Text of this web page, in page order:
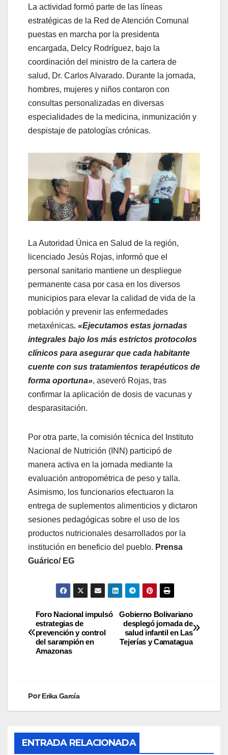
​La actividad formó parte de las líneas
estratégicas de la Red de Atención Comunal
puestas en marcha por la presidenta
encargada, Delcy Rodríguez, bajo la
coordinación del ministro de la cartera de
salud, Dr. Carlos Alvarado. Durante la jornada,
hombres, mujeres y niños contaron con
consultas personalizadas en diversas
especialidades de la medicina, inmunización y
despistaje de patologías crónicas.
​La Autoridad Única en Salud de la región,
licenciado Jesús Rojas, informó que el
personal sanitario mantiene un despliegue
permanente casa por casa en los diversos
municipios para elevar la calidad de vida de la
población y prevenir las enfermedades
metaxénicas. «Ejecutamos estas jornadas
integrales bajo los más estrictos protocolos
clínicos para asegurar que cada habitante
cuente con sus tratamientos terapéuticos de
forma oportuna», aseveró Rojas, tras
confirmar la aplicación de dosis de vacunas y
desparasitación.
​Por otra parte, la comisión técnica del Instituto
Nacional de Nutrición (INN) participó de
manera activa en la jornada mediante la
evaluación antropométrica de peso y talla.
Asimismo, los funcionarios efectuaron la
entrega de suplementos alimenticios y dictaron
sesiones pedagógicas sobre el uso de los
productos nutricionales desarrollados por la
institución en beneficio del pueblo. Prensa
Guárico/ EG
Gobierno Bolivariano
desplegó jornada de
salud infantil en Las
Tejerías y Camatagua
Foro Nacional impulsó
estrategias de
prevención y control
del sarampión en
Amazonas
PorErika García
ENTRADA RELACIONADA